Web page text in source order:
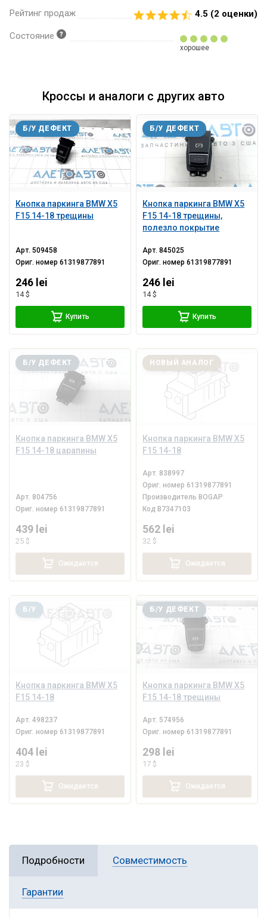
Рейтинг продаж
4.5 (2 оценки)
Состояние
хорошее
Кроссы и аналоги с других авто
Кнопка паркинга BMW X5
F15 14-18 трещины
Б/У ДЕФЕКТ
Арт.509458
Ориг. номер61319877891
246 lei
14 $
Купить
Кнопка паркинга BMW X5
F15 14-18 трещины,
полезло покрытие
Б/У ДЕФЕКТ
Арт.845025
Ориг. номер61319877891
246 lei
14 $
Купить
Кнопка паркинга BMW X5
F15 14-18 царапины
Б/У ДЕФЕКТ
Арт. 804756
Ориг. номер 61319877891
439 lei
25 $
Ожидается
Кнопка паркинга BMW X5
F15 14-18
НОВЫЙ АНАЛОГ
Арт. 838997
Ориг. номер 61319877891
Производитель BOGAP
Код B7347103
562 lei
32 $
Ожидается
Кнопка паркинга BMW X5
F15 14-18
Б/У
Арт.498237
Ориг. номер 61319877891
404 lei
23 $
Ожидается
Кнопка паркинга BMW X5
F15 14-18 трещины
Б/У ДЕФЕКТ
Арт. 574956
Ориг. номер 61319877891
298 lei
17 $
Ожидается
Подробности Совместимость
Гарантии